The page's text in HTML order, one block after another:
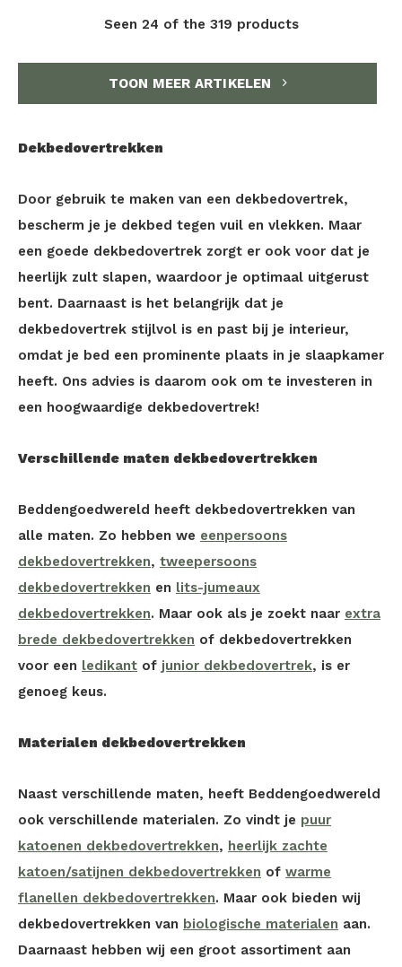
Seen 24 of the 319 products
TOON MEER ARTIKELEN
Dekbedovertrekken
Door gebruik te maken van een dekbedovertrek,
bescherm je je dekbed tegen vuil en vlekken. Maar
een goede dekbedovertrek zorgt er ook voor dat je
heerlijk zult slapen, waardoor je optimaal uitgerust
bent. Daarnaast is het belangrijk dat je
dekbedovertrek stijlvol is en past bij je interieur,
omdat je bed een prominente plaats in je slaapkamer
heeft. Ons advies is daarom ook om te investeren in
een hoogwaardige dekbedovertrek!
Verschillende maten dekbedovertrekken
Beddengoedwereld heeft dekbedovertrekken van
alle maten. Zo hebben we eenpersoons
dekbedovertrekken, tweepersoons
dekbedovertrekken en lits-jumeaux
dekbedovertrekken. Maar ook als je zoekt naar extra
brede dekbedovertrekken of dekbedovertrekken
voor een ledikant of junior dekbedovertrek, is er
genoeg keus.
Materialen dekbedovertrekken
Naast verschillende maten, heeft Beddengoedwereld
ook verschillende materialen. Zo vindt je puur
katoenen dekbedovertrekken, heerlijk zachte
katoen/satijnen dekbedovertrekken of warme
flanellen dekbedovertrekken. Maar ook bieden wij
dekbedovertrekken van biologische materialen aan.
Daarnaast hebben wij een groot assortiment aan